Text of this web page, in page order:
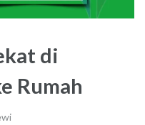
di
Rumah